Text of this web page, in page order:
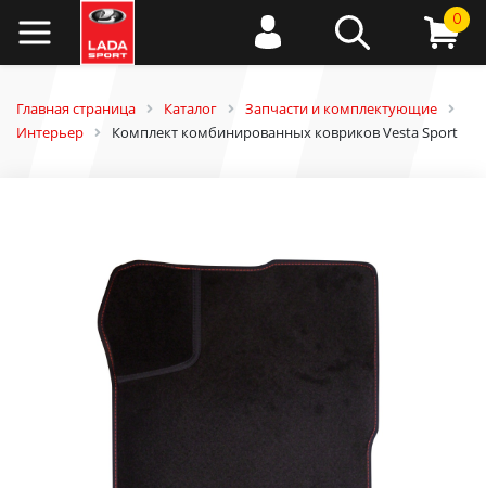
0
Главная страница Каталог
Запчасти и комплектующие
Интерьер
Комплект комбинированных ковриков Vesta Sport